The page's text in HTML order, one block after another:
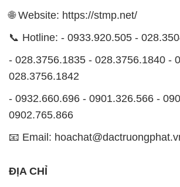
🌐 Website: https://stmp.net/
📞 Hotline: - 0933.920.505 -
- 028.3756.1835 - 028.3756.1840 -
028.3756.1842
- 0932.660.696 - 0901.326.566 -
0902.765.866
📧 Email:
ĐỊA CHỈ